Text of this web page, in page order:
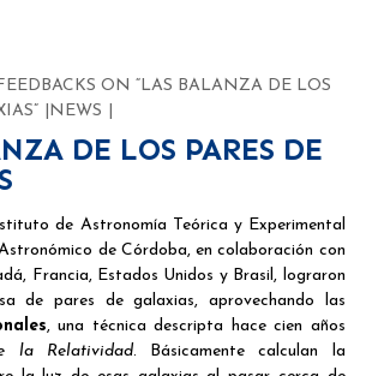
ON “LAS BALANZA DE LOS
NEWS
DE LOS PARES DE
de Astronomía Teórica y Experimental
de Córdoba, en colaboración con
Francia, Estados Unidos y Brasil, lograron
de pares de galaxias, aprovechando las
, una técnica descripta hace cien años
la Relatividad. Básicamente calculan la